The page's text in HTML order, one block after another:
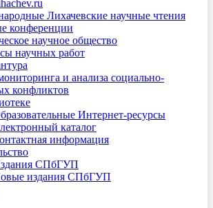
Лихачевские научные чтения
конференции
научное общество
научных работ
и анализа социально-
конфликтов
Интернет-ресурсы
каталог
информация
СПбГУП
издания СПбГУП